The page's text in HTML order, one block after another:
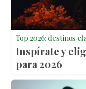
Top 2026: destinos
Inspírate y
para 2026